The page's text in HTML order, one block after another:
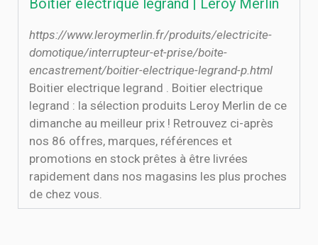
Boitier electrique legrand | Leroy Merlin
https://www.leroymerlin.fr/produits/electricite-
domotique/interrupteur-et-prise/boite-
encastrement/boitier-electrique-legrand-p.html
Boitier electrique legrand . Boitier electrique
legrand : la sélection produits Leroy Merlin de ce
dimanche au meilleur prix ! Retrouvez ci-après
nos 86 offres, marques, références et
promotions en stock prêtes à être livrées
rapidement dans nos magasins les plus proches
de chez vous.